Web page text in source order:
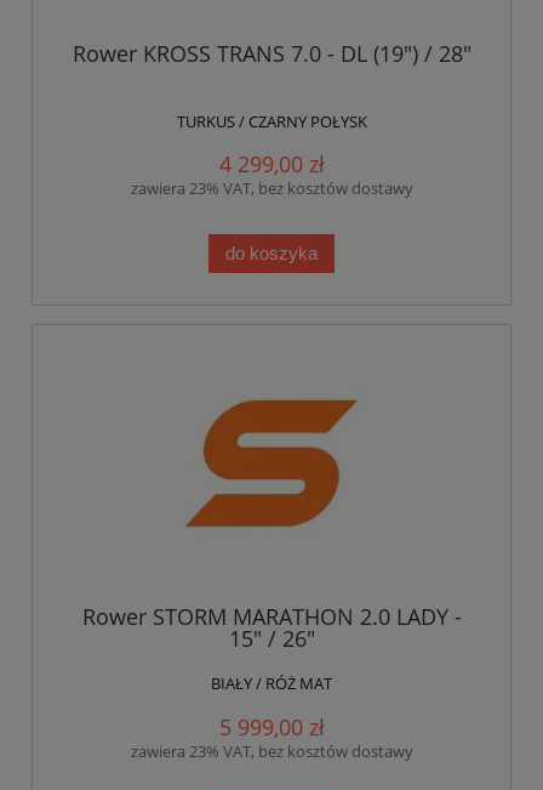
Rower KROSS TRANS 7.0 - DL (19") / 28"
TURKUS / CZARNY POŁYSK
4 299,00 zł
zawiera 23% VAT, bez kosztów dostawy
do koszyka
Rower STORM MARATHON 2.0 LADY -
15" / 26"
BIAŁY / RÓŻ MAT
5 999,00 zł
zawiera 23% VAT, bez kosztów dostawy